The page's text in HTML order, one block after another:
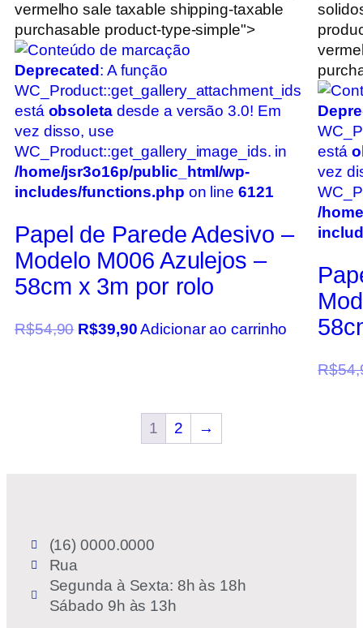
vermelho sale taxable shipping-taxable
purchasable product-type-simple">
Deprecated : A função
WC_Product::get_gallery_attachment_ids
está obsoletadesde a versão 3.0! Em
vez disso, use
WC_Product::get_gallery_image_ids. in
/home/jsr3o16p/public_html/wp-
includes/functions.php on line 6121
Papel de Parede Adesivo –
Modelo M006 Azulejos –
58cm x 3m por rolo
R$54,90 R$39,90 Adicionar ao carrinho
está
vez
/
R$
1 2 →
(16) 0000.0000
Rua
Segunda à Sexta: 8h às 18h
Sábado 9h às 13h